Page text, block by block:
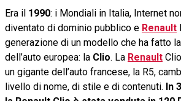
Era il 1990: i Mondiali in Italia, Internet
diventato di dominio pubblico e Renault
generazione di un modello che ha fatto
dell’auto europea: la Clio. La Renault
un gigante dell’auto francese, la R5,
livello di nome, di stile e di contenuti. In